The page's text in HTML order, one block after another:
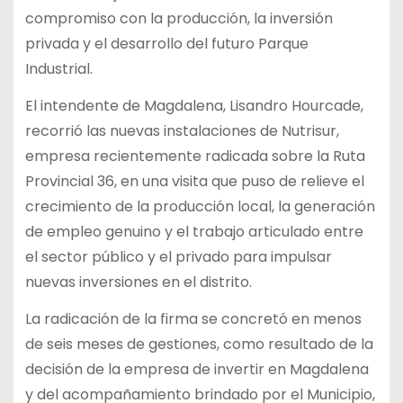
compromiso con la producción, la inversión
privada y el desarrollo del futuro Parque
Industrial.
El intendente de Magdalena, Lisandro Hourcade,
recorrió las nuevas instalaciones de Nutrisur,
empresa recientemente radicada sobre la Ruta
Provincial 36, en una visita que puso de relieve el
crecimiento de la producción local, la generación
de empleo genuino y el trabajo articulado entre
el sector público y el privado para impulsar
nuevas inversiones en el distrito.
La radicación de la firma se concretó en menos
de seis meses de gestiones, como resultado de la
decisión de la empresa de invertir en Magdalena
y del acompañamiento brindado por el Municipio,